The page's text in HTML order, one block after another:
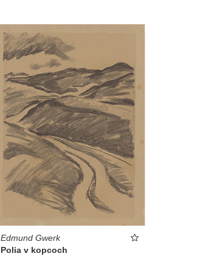
Edmund Gwerk
Polia v kopcoch